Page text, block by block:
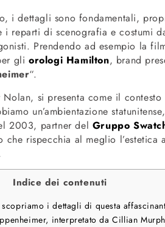
i dettagli sono fondamentali,
i reparti di scenografia e costumi
Prendendo ad esempio la
gliorologi Hamilton, brand
“.
Nolan, si presenta come il
un’ambientazione
2003, partner del Gruppo
che rispecchia al meglio
Indice dei contenuti
i dettagli di questa
interpretato da Cillian